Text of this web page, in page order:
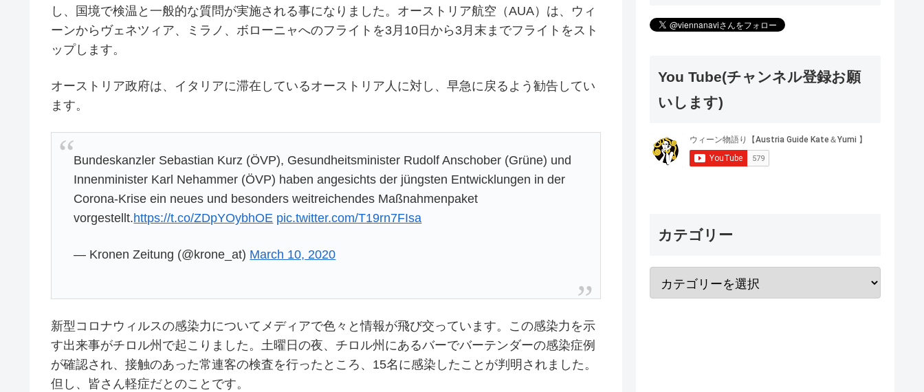
し、国境で検温と一般的な質問が実施される事になりました。オーストリア航空（AUA）は、ウィ
ーンからヴェネツィア、ミラノ、ボローニャへのフライトを3月10日から3月末までフライトをスト
ップします。
オーストリア政府は、イタリアに滞在しているオーストリア人に対し、早急に戻るよう勧告してい
ます。
Bundeskanzler Sebastian Kurz (ÖVP), Gesundheitsminister Rudolf Anschober (Grüne) und
Innenminister Karl Nehammer (ÖVP) haben angesichts der jüngsten Entwicklungen in der
Corona-Krise ein neues und besonders weitreichendes Maßnahmenpaket
vorgestellt.https://t.co/ZDpYOybhOE pic.twitter.com/T19rn7FIsa
— Kronen Zeitung (@krone_at) March 10, 2020
新型コロナウィルスの感染力についてメディアで色々と情報が飛び交っています。この感染力を示
す出来事がチロル州で起こりました。土曜日の夜、チロル州にあるバーでバーテンダーの感染症例
が確認され、接触のあった常連客の検査を行ったところ、15名に感染したことが判明されました。
但し、皆さん軽症だとのことです。
You Tube(チャンネル登録お願
いします)
カテゴリー